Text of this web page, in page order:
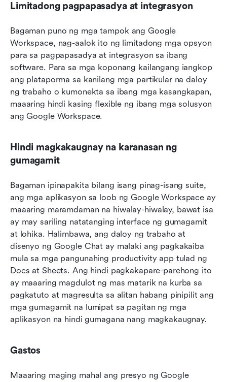
Limitadong pagpapasadya at integrasyon
Bagaman puno ng mga tampok ang Google
Workspace, nag-aalok ito ng limitadong mga opsyon
para sa pagpapasadya at integrasyon sa ibang
software. Para sa mga koponang kailangang iangkop
ang plataporma sa kanilang mga partikular na daloy
ng trabaho o kumonekta sa ibang mga kasangkapan,
maaaring hindi kasing flexible ng ibang mga solusyon
ang Google Workspace.
Hindi magkakaugnay na karanasan ng
gumagamit
Bagaman ipinapakita bilang isang pinag-isang suite,
ang mga aplikasyon sa loob ng Google Workspace ay
maaaring maramdaman na hiwalay-hiwalay, bawat isa
ay may sariling natatanging interface ng gumagamit
at lohika. Halimbawa, ang daloy ng trabaho at
disenyo ng Google Chat ay malaki ang pagkakaiba
mula sa mga pangunahing productivity app tulad ng
Docs at Sheets. Ang hindi pagkakapare-parehong ito
ay maaaring magdulot ng mas matarik na kurba sa
pagkatuto at magresulta sa alitan habang pinipilit ang
mga gumagamit na lumipat sa pagitan ng mga
aplikasyon na hindi gumagana nang magkakaugnay.
Gastos
Maaaring maging mahal ang presyo ng Google